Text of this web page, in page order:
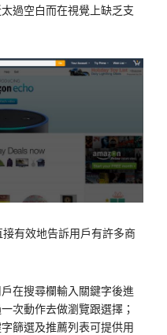
過空白而在視覺上缺乏支
有效地告訴用戶有許多商
在搜尋欄輸入關鍵字後進
次動作去做瀏覽跟選擇；
篩選及推薦列表可提供用